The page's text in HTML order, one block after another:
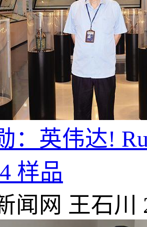
：英伟达!
样品
闻网 王石川